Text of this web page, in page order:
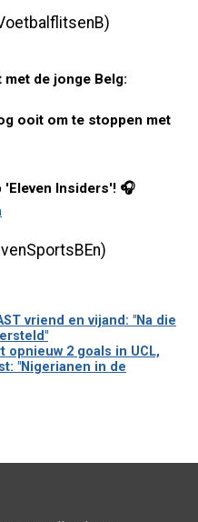
de jonge Belg:
ooit om te stoppen met
Insiders'! 🎧
vriend en vijand: "Na die
opnieuw 2 goals in UCL,
"Nigerianen in de